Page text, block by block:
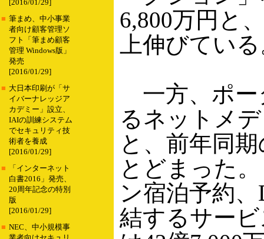
[2016/01/29]
■ 筆まめ、中小事業
者向け顧客管理ソ
フト「筆まめ顧客
管理 Windows版」
発売
[2016/01/29]
■ 大日本印刷が「サ
イバーナレッジア
カデミー」設立、
IAIの訓練システム
でセキュリティ技
術者を養成
[2016/01/29]
■
「インターネット
白書2016」発売、
20周年記念の特別
版
[2016/01/29]
■ NEC、中小規模事
6,800万円と
上伸びてい
一方、ポー
るネットメ
と、前年同
とどまった
ン宿泊予約
結するサー